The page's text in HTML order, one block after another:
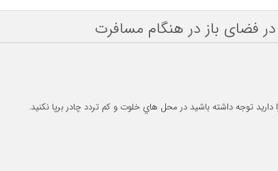
فضای باز در هنگام مسافرت
توجه داشته باشيد در محل هاي خلوت و كم تردد چادر برپا نكنيد.